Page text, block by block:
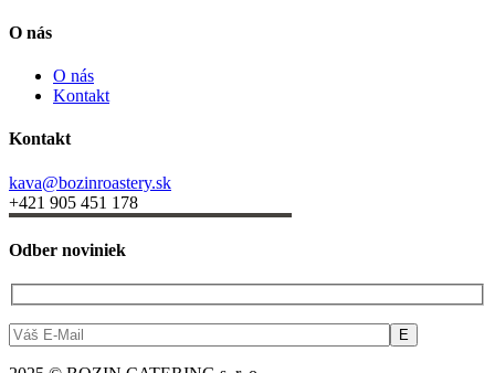
O nás
O nás
Kontakt
Kontakt
kava@bozinroastery.sk
+421 905 451 178
Odber noviniek